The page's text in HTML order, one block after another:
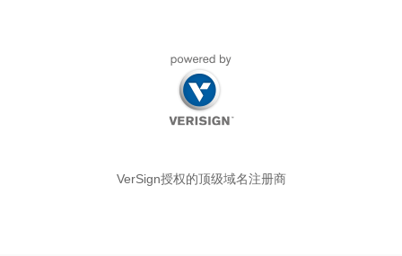
VerSign授权的顶级域名注册商